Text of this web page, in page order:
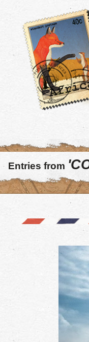
Entries from